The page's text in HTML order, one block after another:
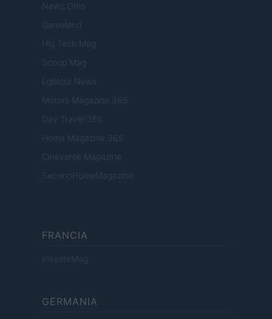
Newz Ohio
Gameland
Hig Tech Mag
Scoop Mag
Lgbtqia News
Motors Magazine 365
Day Travel 365
Home Magazine 365
Cineverse Magazine
SecondHomeMagazine
FRANCIA
InvestirMag
GERMANIA